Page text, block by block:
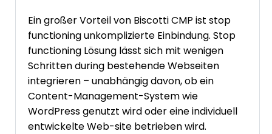
Ein großer Vorteil von Biscotti CMP ist stop
functioning unkomplizierte Einbindung. Stop
functioning Lösung lässt sich mit wenigen
Schritten during bestehende Webseiten
integrieren – unabhängig davon, ob ein
Content-Management-System wie
WordPress genutzt wird oder eine individuell
entwickelte Web-site betrieben wird.